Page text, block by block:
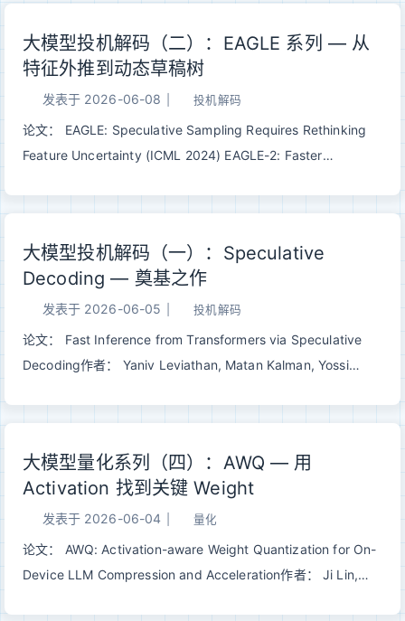
文动态构造一个 <3k 的 draft 词表，与 EAGLE-2/3 搭配时
draft 时间约减半，端到端 1.17–1.29×。 一、问题：被忽视的
LM head 瓶颈经典 Speculative Decoding（详见这篇）依赖一
个简单的等式：只要 draft 足够快，就能用大模型一次并行验证
一串猜测。EAGLE、Medusa 把 draft 砍到只剩一两层
卡住了。 瓶颈跑哪儿去了？藏在 LM head 里。 现代 LLM...
大模型投机解码（二）：EAGLE 系列 — 从
特征外推到动态草稿树
发表于 2026-06-08 投机解码
论文： EAGLE: Speculative Sampling Requires Rethinking
Feature Uncertainty (ICML 2024) EAGLE-2: Faster
作者： Yuhui Li, Fangyun Wei, Chao Zhang, Hongyang
Zhang机构： 北京大学 / Microsoft Research / University of
Waterloo / Vector Institute代码：
github.com/SafeAILab/EAGLE 一句话总结： EAGLE 系列通过
在特征层自回归+树状草稿+动态剪枝，在不改变输出分布的前
大模型投机解码（一）：Speculative
Decoding — 奠基之作
发表于 2026-06-05 投机解码
论文： Fast Inference from Transformers via Speculative
Decoding作者： Yaniv Leviathan, Matan Kalman, Yossi
问题：自回归解码的串行瓶颈大语言模型生成 个 token 需要串
行跑 次 forward pass。而 decode 阶段通常是 memory
bandwidth bound——GPU 大部分时间在等数据而不是在算数
据，算力严重闲置。 12GPU 有大量闲置算力，但自回归解码无
法利用它。因为下一个 token 的计算依赖上一个 token 的结
让 GPU 同时验证多个 token，而不是一个一个生成？ 二、核心
大模型量化系列（四）：AWQ — 用
Activation 找到关键 Weight
发表于 2026-06-04 量化
论文： AWQ: Activation-aware Weight Quantization for On-
Device LLM Compression and Acceleration作者： Ji Lin,